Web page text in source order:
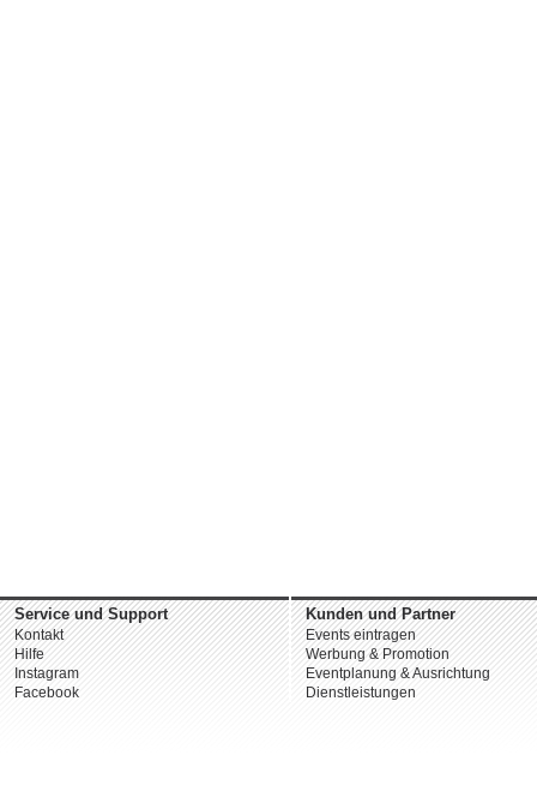
Service und Support
Kontakt
Hilfe
Instagram
Facebook
Kunden und Partner
Events eintragen
Werbung & Promotion
Eventplanung & Ausrichtung
Dienstleistungen